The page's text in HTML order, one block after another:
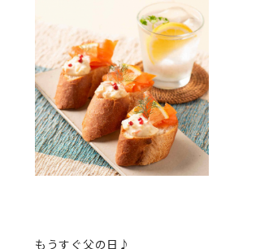
もうすぐ父の日♪